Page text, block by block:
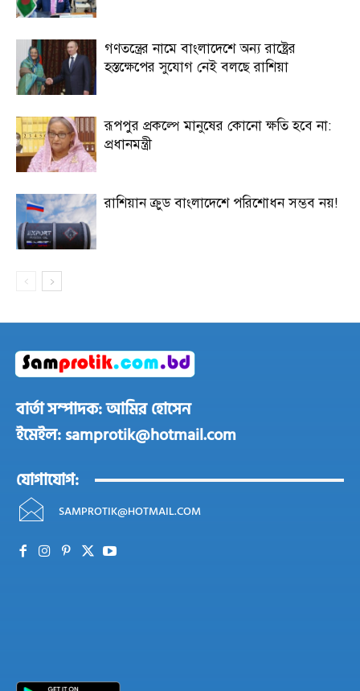
গণতন্ত্রের নামে বাংলাদেশে অন্য রাষ্ট্রের
হস্তক্ষেপের সুযোগ নেই বলছে রাশিয়া
রূপপুর প্রকল্পে মানুষের কোনো ক্ষতি হবে না:
প্রধানমন্ত্রী
রাশিয়ান ক্রুড বাংলাদেশে পরিশোধন সম্ভব নয়!
বার্তা সম্পাদক: আমির হোসেন
ইমেইল: samprotik@hotmail.com
যোগাযোগ:
SAMPROTIK@HOTMAIL.COM